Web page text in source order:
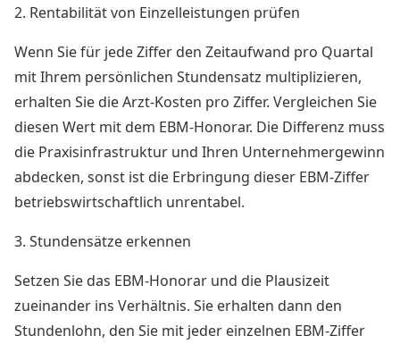
2. Rentabilität von Einzelleistungen prüfen
Wenn Sie für jede Ziffer den Zeitaufwand pro Quartal
mit Ihrem persönlichen Stundensatz multiplizieren,
erhalten Sie die Arzt-Kosten pro Ziffer. Vergleichen Sie
diesen Wert mit dem EBM-Honorar. Die Differenz muss
die Praxisinfrastruktur und Ihren Unternehmergewinn
abdecken, sonst ist die Erbringung dieser EBM-Ziffer
betriebswirtschaftlich unrentabel.
3. Stundensätze erkennen
Setzen Sie das EBM-Honorar und die Plausizeit
zueinander ins Verhältnis. Sie erhalten dann den
Stundenlohn, den Sie mit jeder einzelnen EBM-Ziffer